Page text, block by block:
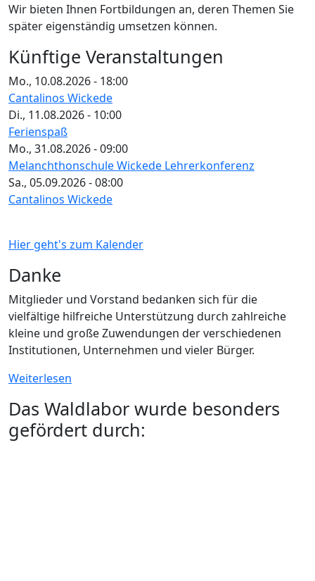
Wir bieten Ihnen Fortbildungen an, deren Themen Sie
später eigenständig umsetzen können.
Künftige Veranstaltungen
Mo., 10.08.2026 - 18:00
Cantalinos Wickede
Di., 11.08.2026 - 10:00
Ferienspaß
Mo., 31.08.2026 - 09:00
Melanchthonschule Wickede Lehrerkonferenz
Sa., 05.09.2026 - 08:00
Cantalinos Wickede
Hier geht's zum Kalender
Danke
Mitglieder und Vorstand bedanken sich für die
vielfältige hilfreiche Unterstützung durch zahlreiche
kleine und große Zuwendungen der verschiedenen
Institutionen, Unternehmen und vieler Bürger.
Weiterlesen
Das Waldlabor wurde besonders
gefördert durch: